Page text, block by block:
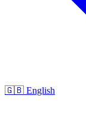
🇬🇧 English